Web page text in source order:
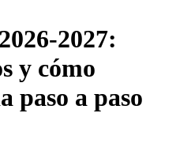
2027:
y cómo
paso a paso